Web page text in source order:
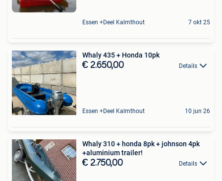
Essen +Deel Kalmthout 7 okt 25
Whaly 435 + Honda 10pk
€ 2.650,00 Details
Essen +Deel Kalmthout 10 jun 26
Whaly 310 + honda 8pk + johnson 4pk
+aluminium trailer!
€ 2.750,00 Details